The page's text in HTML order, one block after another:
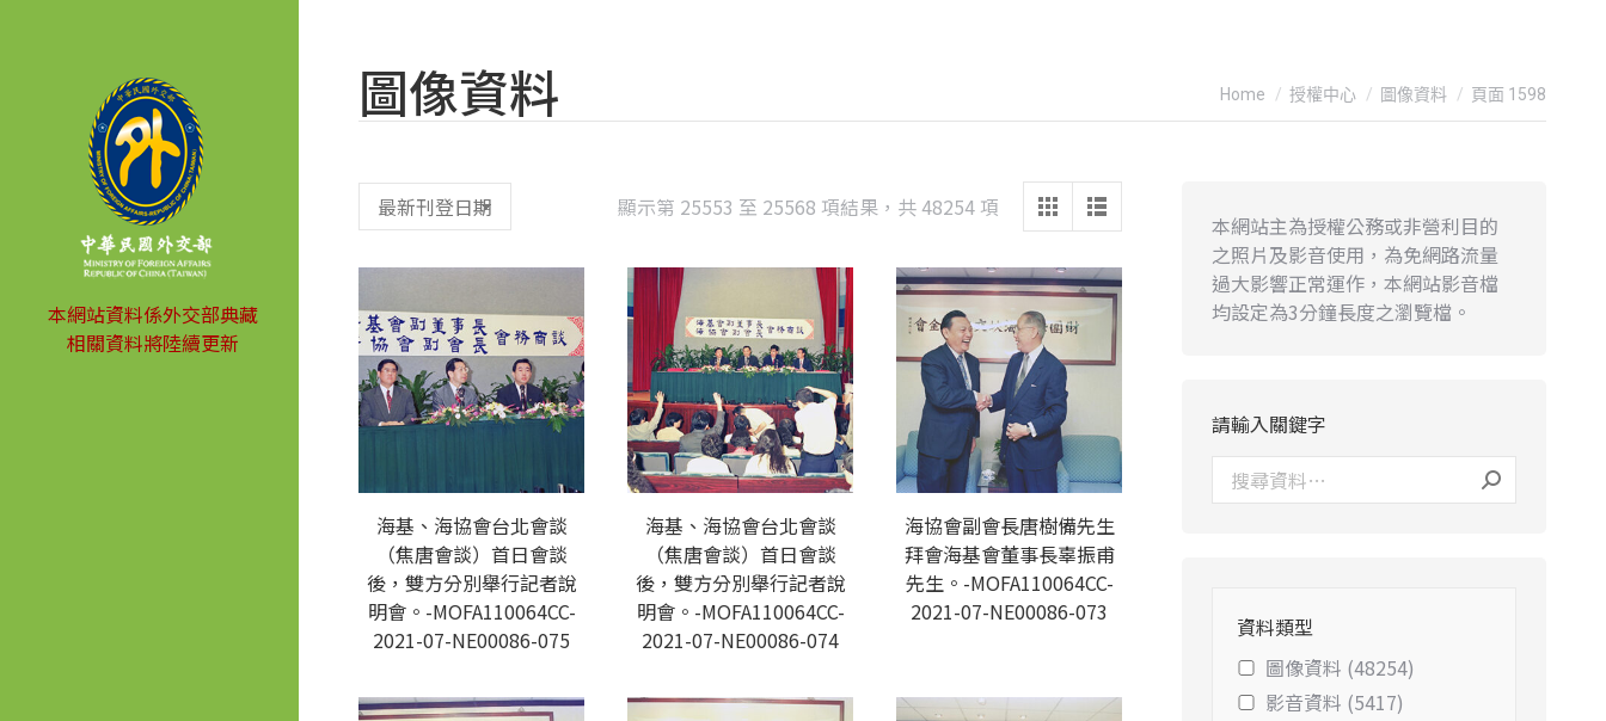
本網站資料係外交部典藏
相關資料將陸續更新
圖像資料 You are here:
Home 授權中心 圖像資料 頁面 1598
顯示第 25553 至 25568 項結果，共 48254 項 Sorted
latest
海基、海協會台北會談
（焦唐會談）首日會談
後，雙方分別舉行記者說
明會。-MOFA110064CC-
2021-07-NE00086-075
海基、海協會台北會談
（焦唐會談）首日會談
後，雙方分別舉行記者說
明會。-MOFA110064CC-
2021-07-NE00086-074
海協會副會長唐樹備先生
拜會海基會董事長辜振甫
先生。-MOFA110064CC-
2021-07-NE00086-073
本網站主為授權公務或非營利目的
之照片及影音使用，為免網路流量
過大影響正常運作，本網站影音檔
均設定為3分鐘長度之瀏覽檔。
請輸入關鍵字
資料類型
圖像資料 (48254)
影音資料 (5417)